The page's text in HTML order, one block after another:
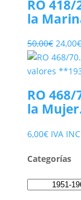
RO
la
50,00€ El
precio
24,00€
RO
la
6,00€ IVA
Categorías